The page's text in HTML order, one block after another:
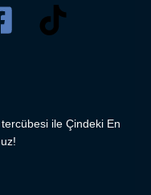
tercübesi ile Çindeki En